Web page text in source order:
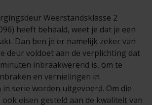
Weerstandsklasse 2
heeft behaald, weet je dat je een
Dan ben je er namelijk zeker van
deur voldoet aan de verplichting dat
inbraakwerend is, om te
en vernielingen in
serie worden uitgevoerd. Om die
eisen gesteld aan de kwaliteit van